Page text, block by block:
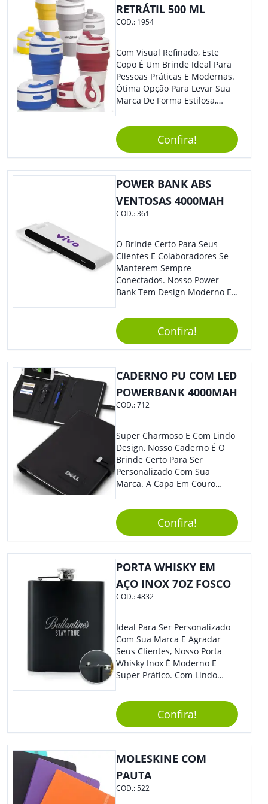
RETRÁTIL 500 ML
COD.: 1954
Com Visual Refinado, Este
Copo É Um Brinde Ideal Para
Pessoas Práticas E Modernas.
Ótima Opção Para Levar Sua
Marca De Forma Estilosa,
Empresa Em Eventos,
Reuniões Corporativas Ou Até
Mesmo Para Presentear
Colaboradores.
Confira!
POWER BANK ABS
VENTOSAS 4000MAH
COD.:361
O Brinde Certo Para Seus
Clientes E Colaboradores Se
Manterem Sempre
Conectados. Nosso Power
Bank Tem Design Moderno E
Na Bolsa Ou Na Mochila.
Compatível Com Diversos
Aparelhos, O Brinde É Super
Eficiente E Ágil, Ideal Para
Quem Busca Praticidade No
Dia A Dia. Personalize-O Com
Sua Marca E Tenha Ainda
Mais Destaque Em Eventos E
Feiras De Negócios.
Confira!
CADERNO PU COM LED
POWERBANK 4000MAH
COD.:712
Super Charmoso E Com Lindo
Design, Nosso Caderno É O
Brinde Certo Para Ser
Personalizado Com Sua
Marca. A Capa Em Couro
Elástico Permite Maior
Segurança Ao Carregá-Lo.
Ofereça A Seus Clientes E
Colaboradores, Sem Dúvidas
Eles Irão Adorar.
Confira!
PORTA WHISKY EM
AÇO INOX 7OZ FOSCO
COD.:4832
Ideal Para Ser Personalizado
Com Sua Marca E Agradar
Seus Clientes, Nosso Porta
Whisky Inox É Moderno E
Super Prático. Com Lindo
Grande Diferencial Em
Eventos E Feiras Corporativas.
Confira!
MOLESKINE COM
PAUTA
COD.:522